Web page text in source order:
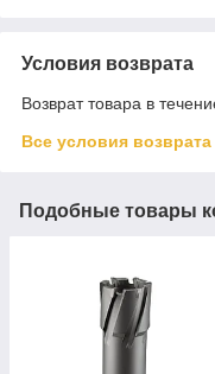
Условия возврата
Возврат товара в
Все условия возврата
Подобные товары